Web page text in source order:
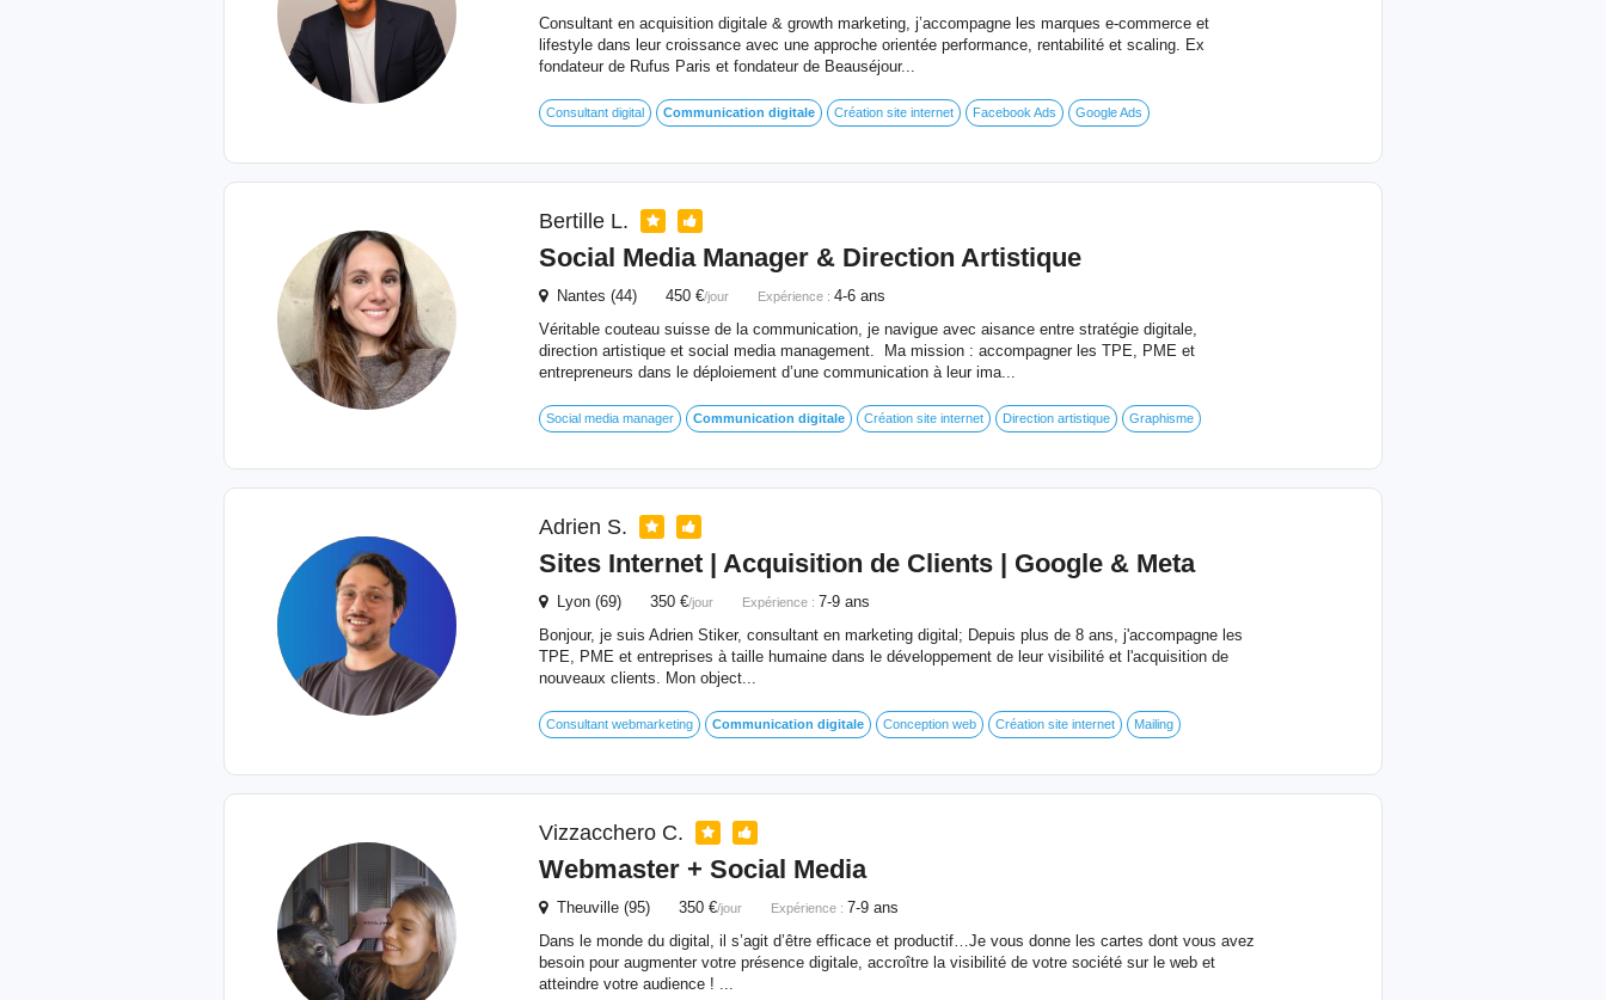
Consultant en acquisition digitale & growth marketing, j’accompagne les marques e-commerce et
lifestyle dans leur croissance avec une approche orientée performance, rentabilité et scaling. Ex
fondateur de Rufus Paris et fondateur de Beauséjour...
Consultant digital Communication digitale Création site internet Facebook Ads Google Ads
Bertille L.
Social Media Manager & Direction Artistique
Nantes (44) 450 €/jour Expérience : 4-6 ans
Véritable couteau suisse de la communication, je navigue avec aisance entre stratégie digitale,
direction artistique et social media management. Ma mission : accompagner les TPE, PME et
entrepreneurs dans le déploiement d’une communication à leur ima...
Social media manager Communication digitale Création site internet Direction artistique Graphisme
Adrien S.
Sites Internet | Acquisition de Clients | Google & Meta
Lyon (69) 350 €/jour Expérience : 7-9 ans
Bonjour, je suis Adrien Stiker, consultant en marketing digital; Depuis plus de 8 ans, j'accompagne les
TPE, PME et entreprises à taille humaine dans le développement de leur visibilité et l'acquisition de
nouveaux clients. Mon object...
Consultant webmarketing Communication digitale Conception web Création site internet Mailing
Vizzacchero C.
Webmaster + Social Media
Theuville (95) 350 €/jour Expérience : 7-9 ans
Dans le monde du digital, il s’agit d’être efficace et productif…Je vous donne les cartes dont vous avez
besoin pour augmenter votre présence digitale, accroître la visibilité de votre société sur le web et
atteindre votre audience ! ...